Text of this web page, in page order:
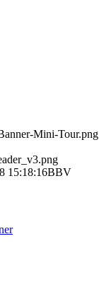
Mini-Tour.png
15:18:16BBV